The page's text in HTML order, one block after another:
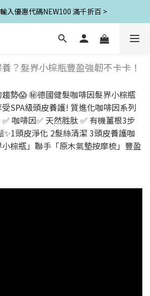
入優惠代碼NEW100 滿千折百 >
？髮界小棕瓶豐盈強韌不卡卡！
勢😱 ㊙德國健髮咖啡因髮界小棕瓶
SPA級頭皮養護! 質進化咖啡因系列
咖啡因✅ 天然胜肽 ✅ 有機薑根3步
頭皮淨化 2髮絲清潔 3頭皮養護咖
棕瓶」聯手「原木氣墊按摩梳」豐盈